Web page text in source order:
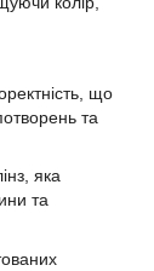
що
та
яка
та